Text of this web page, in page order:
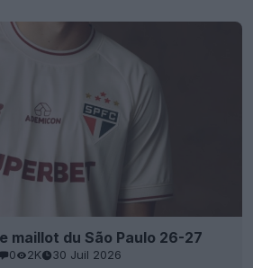
maillot du São Paulo 26-27
0 2K 30 Juil 2026